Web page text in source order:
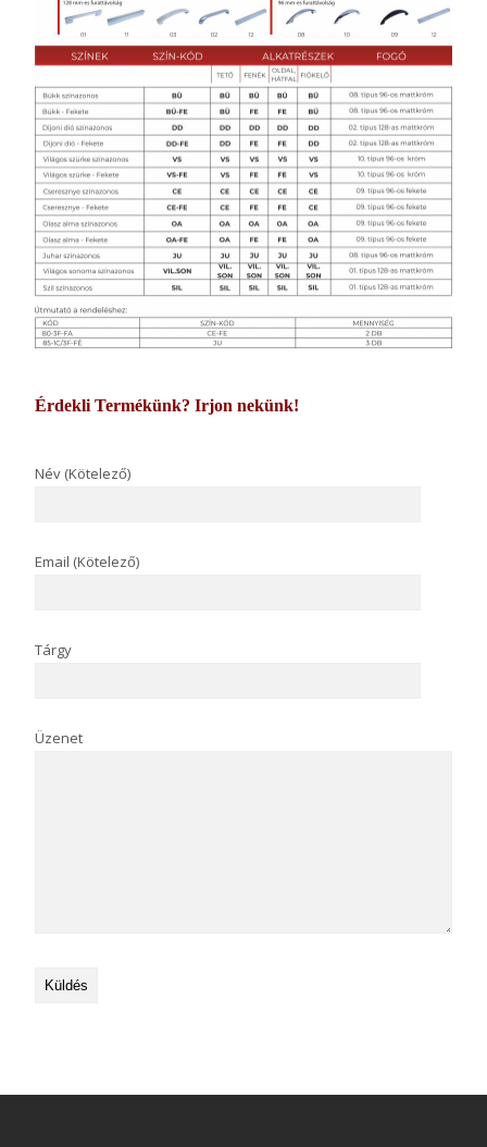
Érdekli Termékünk? Irjon nekünk!
Név (Kötelező)
Email (Kötelező)
Tárgy
Üzenet